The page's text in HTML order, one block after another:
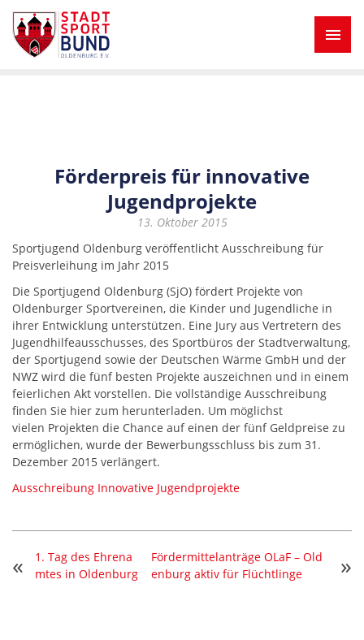
Förderpreis für innovative
Jugendprojekte
13. Oktober 2015
Sportjugend Oldenburg veröffentlicht Ausschreibung für
Preisverleihung im Jahr 2015
Die Sportjugend Oldenburg (SjO) fördert Projekte von
Oldenburger Sportvereinen, die Kinder und Jugendliche in
ihrer Entwicklung unterstützen. Eine Jury aus Vertretern des
Jugendhilfeausschusses, des Sportbüros der Stadtverwaltung,
der Sportjugend sowie der Deutschen Wärme GmbH und der
NWZ wird die fünf besten Projekte auszeichnen und in einem
feierlichen Akt vorstellen. Die vollständige Ausschreibung
finden Sie hier zum herunterladen. Um möglichst
vielen Projekten die Chance auf einen der fünf Geldpreise zu
ermöglichen, wurde der Bewerbungsschluss bis zum 31.
Dezember 2015 verlängert.
Ausschreibung Innovative Jugendprojekte
«
1. Tag des Ehrena
mtes in Oldenburg
Fördermittelanträge OLaF – Old
enburg aktiv für Flüchtlinge
»